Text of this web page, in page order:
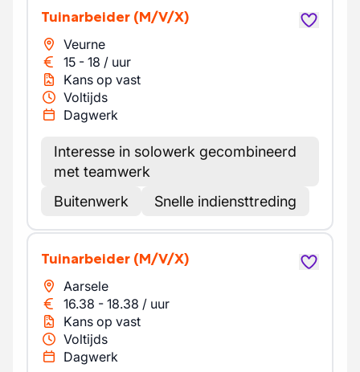
Tuinarbeider (M/V/X)
Veurne
15 - 18 / uur
Kans op vast
Voltijds
Dagwerk
Interesse in solowerk gecombineerd
met teamwerk
Buitenwerk
Snelle indiensttreding
Tuinarbeider (M/V/X)
Aarsele
16.38 - 18.38 / uur
Kans op vast
Voltijds
Dagwerk